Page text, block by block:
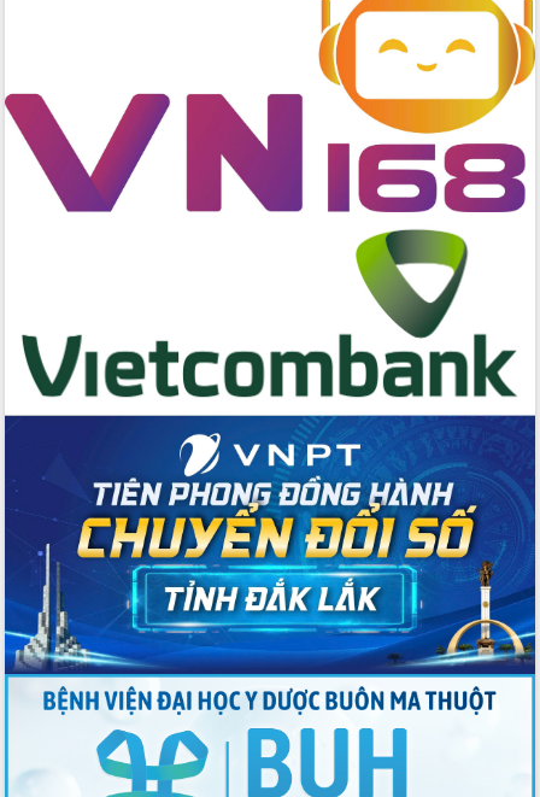
Bệnh án điện tử thúc đẩy chuyển đổi
số y tế tại Đắk Lắk
Chuyển đổi số thư viện: Mở rộng
không gian tri thức trong thời đại số
Bầu cử Quốc hội và HĐND: Cử tri Đắk
Lắk gửi gắm niềm tin, kỳ vọng vào lá
phiếu
Đắk Lắk sẵn sàng các điều kiện cho
Ngày hội bầu cử đại biểu Quốc hội
khóa XVI và HĐND các cấp nhiệm kỳ
2026-2031
Đảm bảo cuộc bầu cử đại biểu Quốc
hội và đại biểu HĐND các cấp diễn ra
an toàn, hiệu quả, đúng quy định
Thủ tướng Chính phủ Phạm Minh Chính
kiểm tra, chỉ đạo hoàn thành các dự
án cao tốc và thăm khu tái định cư tại
Đắk Lắk
Sôi nổi Hội đua ngựa truyền thống Gò
Thì Thùng mừng Xuân Bính Ngọ 2026
Lãnh đạo tỉnh dâng hương tưởng niệm
tại Đập Đồng Cam đầu Xuân Bính Ngọ